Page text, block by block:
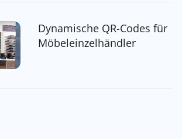
Dynamische QR-Codes für
Möbeleinzelhändler